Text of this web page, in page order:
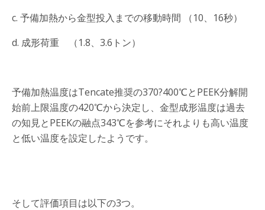
c. 予備加熱から金型投入までの移動時間 （10、16秒）
d. 成形荷重 （1.8、3.6トン）
予備加熱温度はTencate推奨の370?400℃とPEEK分解開
始前上限温度の420℃から決定し、金型成形温度は過去
の知見とPEEKの融点343℃を参考にそれよりも高い温度
と低い温度を設定したようです。
そして評価項目は以下の3つ。